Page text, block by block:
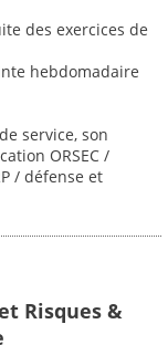
des exercices de
hebdomadaire
service, son
ORSEC /
/ défense et
Risques &